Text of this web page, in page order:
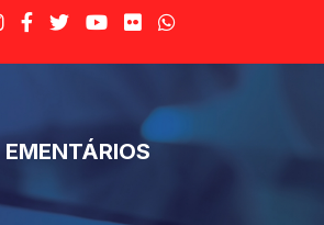
EMENTÁRIOS